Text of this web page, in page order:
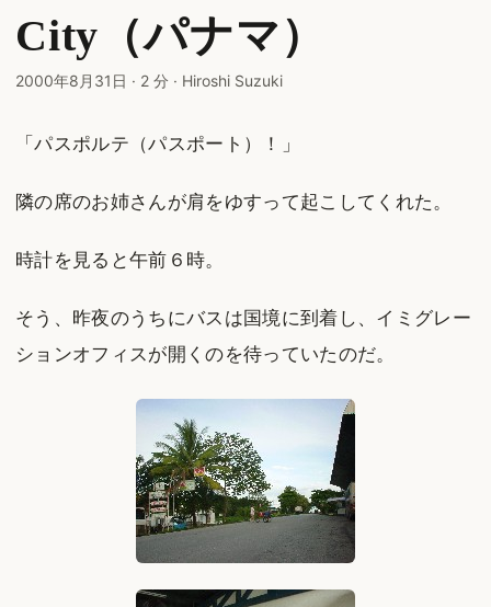
City（パナマ）
2000年8月31日 · 2 分 · Hiroshi Suzuki
「パスポルテ（パスポート）！」
隣の席のお姉さんが肩をゆすって起こしてくれた。
時計を見ると午前６時。
そう、昨夜のうちにバスは国境に到着し、イミグレー
ションオフィスが開くのを待っていたのだ。